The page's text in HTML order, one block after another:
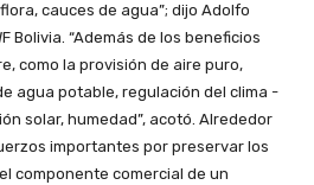
cauces de agua”; dijo Adolfo
Bolivia. “Además de los beneficios
como la provisión de aire puro,
agua potable, regulación del clima -
solar, humedad”, acotó. Alrededor
importantes por preservar los
componente comercial de un